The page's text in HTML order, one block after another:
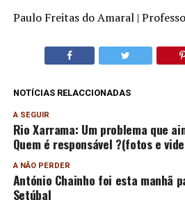
Paulo Freitas do Amaral |
NOTÍCIAS RELACCIONADAS
A SEGUIR
Rio Xarrama: Um problema que
Quem é responsável ?(fotos e
A NÃO PERDER
António Chainho foi esta manhã
Setúbal